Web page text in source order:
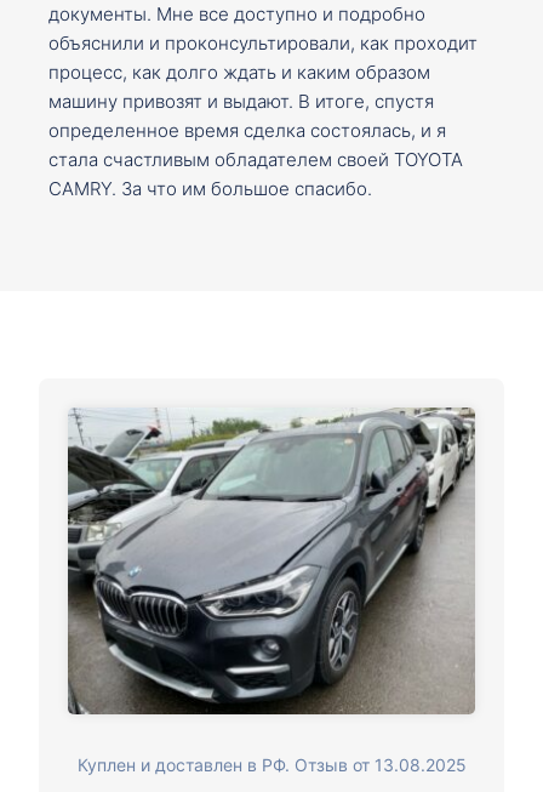
документы. Мне все доступно и подробно
объяснили и проконсультировали, как проходит
процесс, как долго ждать и каким образом
машину привозят и выдают. В итоге, спустя
определенное время сделка состоялась, и я
стала счастливым обладателем своей TOYOTA
CAMRY. За что им большое спасибо.
Куплен и доставлен в РФ. Отзыв от 13.08.2025